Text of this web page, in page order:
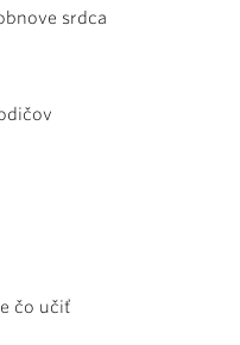
srdca
čo učiť